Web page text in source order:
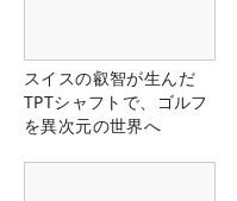
スイスの叡智が生んだ
TPTシャフトで、ゴルフ
を異次元の世界へ